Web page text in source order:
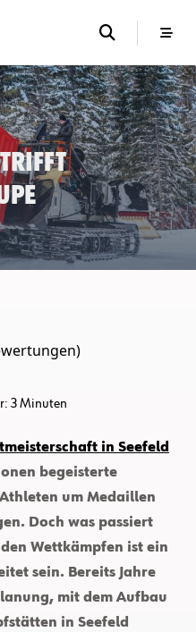
trifft
3Minuten
in Seefeld
begeisterte
um Medaillen
Doch was passiert
Wettkämpfen ist ein
sein. Bereits Jahre
mit dem Aufbau
in Seefeld